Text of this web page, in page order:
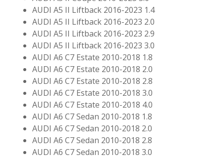
AUDI A5 II Liftback 2016-2023 1.4
AUDI A5 II Liftback 2016-2023 2.0
AUDI A5 II Liftback 2016-2023 2.9
AUDI A5 II Liftback 2016-2023 3.0
AUDI A6 C7 Estate 2010-2018 1.8
AUDI A6 C7 Estate 2010-2018 2.0
AUDI A6 C7 Estate 2010-2018 2.8
AUDI A6 C7 Estate 2010-2018 3.0
AUDI A6 C7 Estate 2010-2018 4.0
AUDI A6 C7 Sedan 2010-2018 1.8
AUDI A6 C7 Sedan 2010-2018 2.0
AUDI A6 C7 Sedan 2010-2018 2.8
AUDI A6 C7 Sedan 2010-2018 3.0